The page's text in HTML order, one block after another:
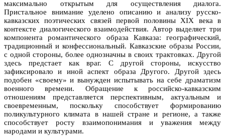
максимально открытым для осуществления диалога.
Пристальное внимание уделено описанию и анализу русско-
кавказских поэтических связей первой половины XIX века в
контексте диалогического взаимодействия. Автор выделяет три
компонента романтического образа Кавказа: географический,
традиционный и конфессиональный. Кавказские образы России,
с одной стороны, более однозначны в своих трактовках. Другой
здесь предстает как враг. С другой стороны, искусство
зафиксировало и иной аспект образа Другого. Другой здесь
подобен «своему» и вынужден испытывать на себе драматизм
военного времени. Обращение к российско-кавказским
отношениям представляется перспективным, актуальным и
своевременным, поскольку способствует формированию
поликультурного климата в нашей стране и регионе, а также
способствует росту взаимопонимания и уважения между
народами и культурами.